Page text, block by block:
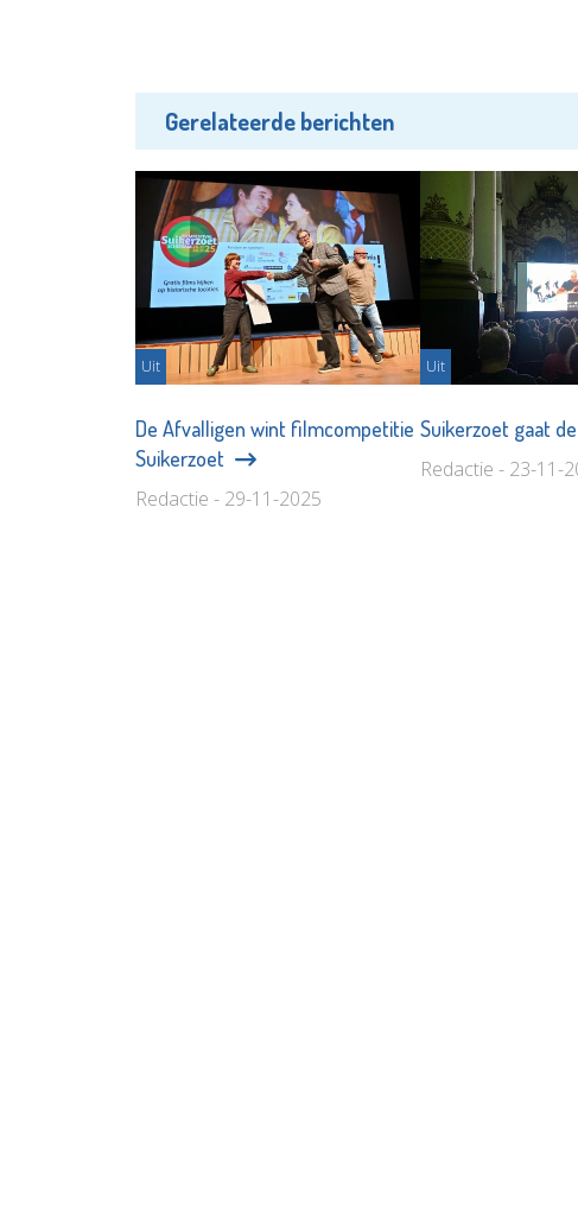
Gerelateerde berichten
Uit
De Afvalligen wint filmcompetitie
Suikerzoet
Redactie - 29-11-2025
Uit
Suikerzoet gaat
Redactie - 23-11-